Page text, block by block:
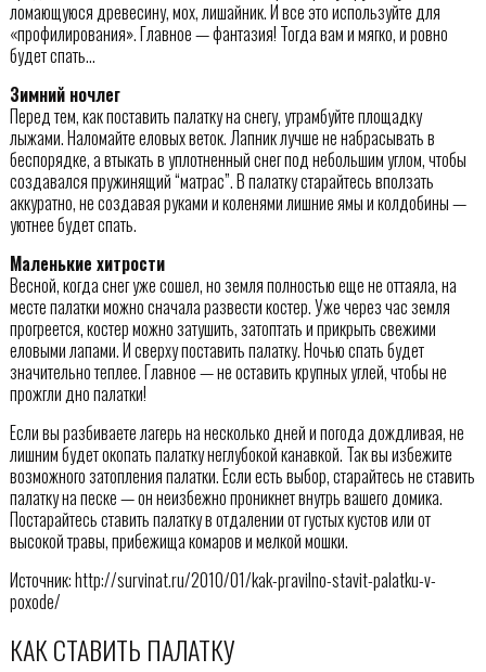
ломающуюся древесину, мох, лишайник. И все это используйте для
«профилирования». Главное — фантазия! Тогда вам и мягко, и ровно
будет спать…
Зимний ночлег
Перед тем, как поставить палатку на снегу, утрамбуйте площадку
лыжами. Наломайте еловых веток. Лапник лучше не набрасывать в
беспорядке, а втыкать в уплотненный снег под небольшим углом, чтобы
создавался пружинящий “матрас”. В палатку старайтесь вползать
аккуратно, не создавая руками и коленями лишние ямы и колдобины —
уютнее будет спать.
Маленькие хитрости
Весной, когда снег уже сошел, но земля полностью еще не оттаяла, на
месте палатки можно сначала развести костер. Уже через час земля
прогреется, костер можно затушить, затоптать и прикрыть свежими
еловыми лапами. И сверху поставить палатку. Ночью спать будет
значительно теплее. Главное — не оставить крупных углей, чтобы не
прожгли дно палатки!
Если вы разбиваете лагерь на несколько дней и погода дождливая, не
лишним будет окопать палатку неглубокой канавкой. Так вы избежите
возможного затопления палатки. Если есть выбор, старайтесь не ставить
палатку на песке — он неизбежно проникнет внутрь вашего домика.
Постарайтесь ставить палатку в отдалении от густых кустов или от
высокой травы, прибежища комаров и мелкой мошки.
Источник: http://survinat.ru/2010/01/kak-pravilno-stavit-palatku-v-
poxode/
КАК СТАВИТЬ ПАЛАТКУ